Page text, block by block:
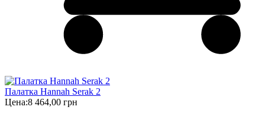
Палатка Hannah Serak 2
Цена:8 464,00 грн